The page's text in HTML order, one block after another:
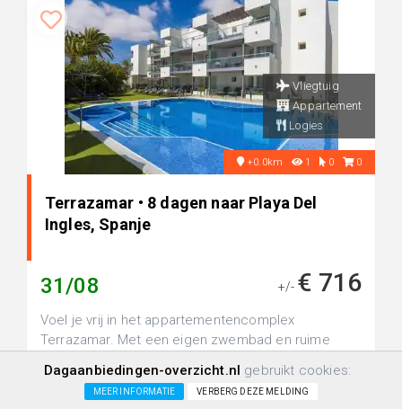
Vliegtuig
Appartement
Logies
+0.0km 1 0 0
Terrazamar • 8 dagen naar Playa Del
Ingles, Spanje
31/08 +/- € 716
Voel je vrij in het appartementencomplex
Terrazamar. Met een eigen zwembad en ruime
Dagaanbiedingen-overzicht.nl gebruikt cookies:
MEER INFORMATIE VERBERG DEZE MELDING